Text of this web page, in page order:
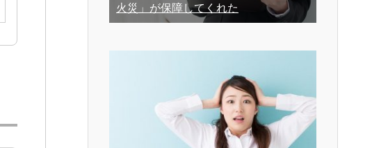
火災」が保障してくれた